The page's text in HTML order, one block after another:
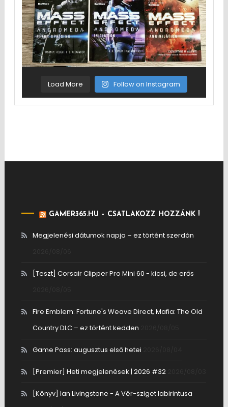
Load More Follow on Instagram
GAMER365.HU – CSATLAKOZZ HOZZÁNK !
Megjelenési dátumok napja – ez történt szerdán
[Teszt] Corsair Clipper Pro Mini 60 - kicsi, de erős
Fire Emblem: Fortune's Weave Direct, Mafia: The Old
Country DLC – ez történt kedden
Game Pass: augusztus első hetei
[Premier] Heti megjelenések | 2026 #32
[Könyv] Ian Livingstone - A Vér-sziget labirintusa